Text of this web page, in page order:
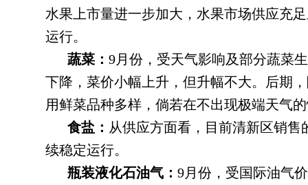
水果上市量进一步加大，水果市场供应充
运行。
蔬菜： 9月份 ， 受天气影响及部分蔬菜
下降，菜价小幅上升 ， 但升幅不大。后期 ，
用鲜菜品种多样，倘若在不出现极端天气
食盐： 从供应方面看 ， 目前清新区销售
续稳定运行。
瓶装液化石油气： 9月份 ， 受国际油气